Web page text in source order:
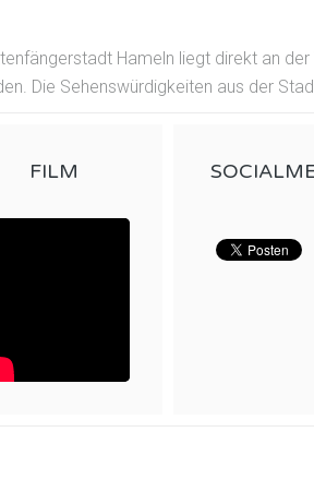
Hameln liegt direkt an
Die Sehenswürdigkeiten aus der
FILM